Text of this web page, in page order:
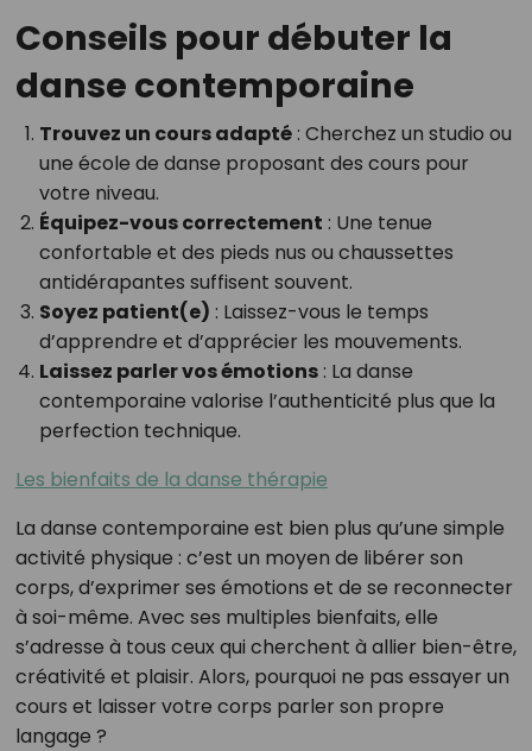
Conseils pour débuter la
danse contemporaine
Trouvez un cours adapté: Cherchez un studio ou
une école de danse proposant des cours pour
votre niveau.
Équipez-vous correctement : Une tenue
confortable et des pieds nus ou chaussettes
antidérapantes suffisent souvent.
Soyez patient(e) : Laissez-vous le temps
d’apprendre et d’apprécier les mouvements.
Laissez parler vos émotions: La danse
contemporaine valorise l’authenticité plus que la
perfection technique.
Les bienfaits de la danse thérapie
La danse contemporaine est bien plus qu’une simple
activité physique : c’est un moyen de libérer son
corps, d’exprimer ses émotions et de se reconnecter
à soi-même. Avec ses multiples bienfaits, elle
s’adresse à tous ceux qui cherchent à allier bien-être,
créativité et plaisir. Alors, pourquoi ne pas essayer un
cours et laisser votre corps parler son propre
langage ?